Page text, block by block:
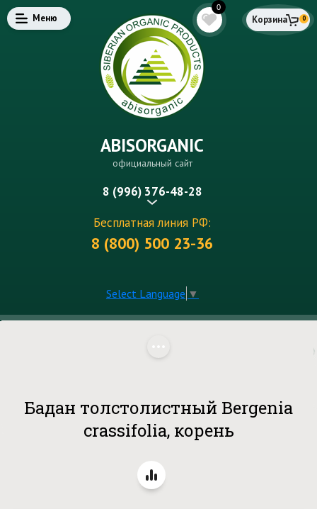
Меню
ABISORGANIC
официальный сайт
8 (996) 376-48-28
Бесплатная линия РФ:
8 (800) 500 23-36
Select Language ▼
0
0
Корзина
Бадан толстолистный Bergenia
crassifolia, корень